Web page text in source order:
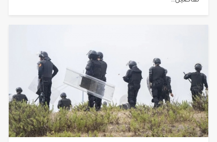
المغرب: تجدد المواجهات عند حدود مليلية وسط